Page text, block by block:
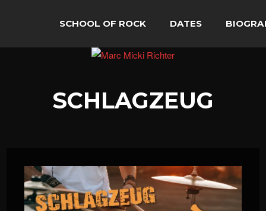
SCHOOL OF ROCK DATES
SCHLAGZEUG